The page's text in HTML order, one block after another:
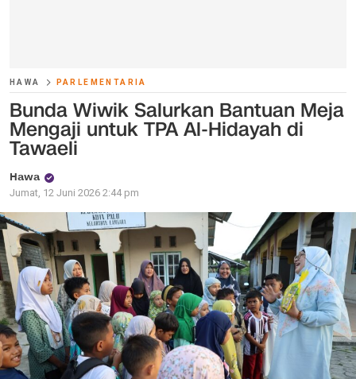
HAWA PARLEMENTARIA
Bunda Wiwik Salurkan Bantuan Meja
Mengaji untuk TPA Al-Hidayah di
Tawaeli
Hawa
Jumat, 12 Juni 2026 2:44 pm